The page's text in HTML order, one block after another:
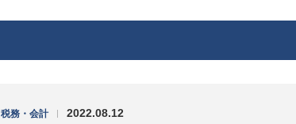
税務・会計 | 2022.08.12